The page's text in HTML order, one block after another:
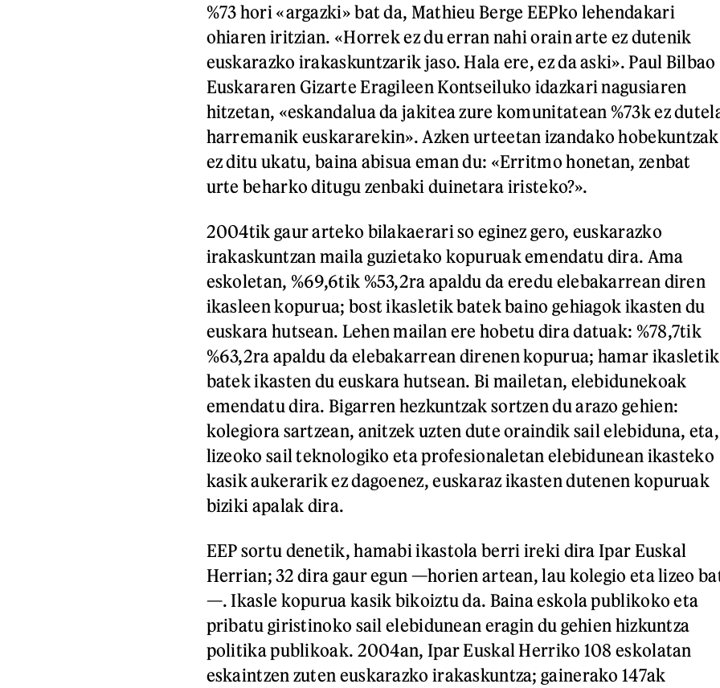
%73 hori «argazki» bat da, Mathieu Berge EEPko lehendakari
ohiaren iritzian. «Horrek ez du erran nahi orain arte ez dutenik
euskarazko irakaskuntzarik jaso. Hala ere, ez da aski». Paul Bilbao
Euskararen Gizarte Eragileen Kontseiluko idazkari nagusiaren
hitzetan, «eskandalua da jakitea zure komunitatean %73k ez
harremanik euskararekin». Azken urteetan izandako hobekuntzak
ez ditu ukatu, baina abisua eman du: «Erritmo honetan, zenbat
urte beharko ditugu zenbaki duinetara iristeko?».
2004tik gaur arteko bilakaerari so eginez gero, euskarazko
irakaskuntzan maila guzietako kopuruak emendatu dira. Ama
eskoletan, %69,6tik %53,2ra apaldu da eredu elebakarrean diren
ikasleen kopurua; bost ikasletik batek baino gehiagok ikasten du
euskara hutsean. Lehen mailan ere hobetu dira datuak: %78,7tik
%63,2ra apaldu da elebakarrean direnen kopurua; hamar ikasletik
batek ikasten du euskara hutsean. Bi mailetan, elebidunekoak
emendatu dira. Bigarren hezkuntzak sortzen du arazo gehien:
kolegiora sartzean, anitzek uzten dute oraindik sail elebiduna, eta,
lizeoko sail teknologiko eta profesionaletan elebidunean ikasteko
kasik aukerarik ez dagoenez, euskaraz ikasten dutenen kopuruak
biziki apalak dira.
EEP sortu denetik, hamabi ikastola berri ireki dira Ipar Euskal
Herrian; 32 dira gaur egun —horien artean, lau kolegio eta lizeo
—. Ikasle kopurua kasik bikoiztu da. Baina eskola publikoko eta
pribatu giristinoko sail elebidunean eragin du gehien hizkuntza
politika publikoak. 2004an, Ipar Euskal Herriko 108 eskolatan
eskaintzen zuten euskarazko irakaskuntza; gainerako 147ak